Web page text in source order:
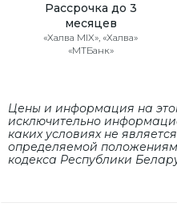
Рассрочка до 3
месяцев
«Халва MIX», «Халва»
«МТБанк»
Цены и информация на
исключительно
каких условиях не
определяемой
кодекса Республики